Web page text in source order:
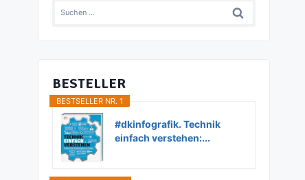
Suchen
BESTELLER
BESTSELLER NR. 1
#dkinfografik. Technik
einfach verstehen:...